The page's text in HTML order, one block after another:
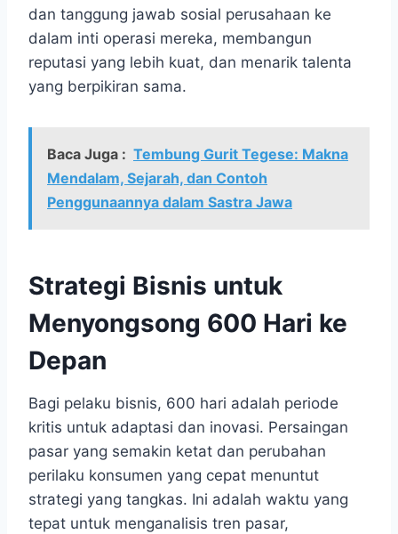
dan tanggung jawab sosial perusahaan ke
dalam inti operasi mereka, membangun
reputasi yang lebih kuat, dan menarik talenta
yang berpikiran sama.
Baca Juga : Tembung Gurit Tegese: Makna
Mendalam, Sejarah, dan Contoh
Penggunaannya dalam Sastra Jawa
Strategi Bisnis untuk
Menyongsong 600 Hari ke
Depan
Bagi pelaku bisnis, 600 hari adalah periode
kritis untuk adaptasi dan inovasi. Persaingan
pasar yang semakin ketat dan perubahan
perilaku konsumen yang cepat menuntut
strategi yang tangkas. Ini adalah waktu yang
tepat untuk menganalisis tren pasar,